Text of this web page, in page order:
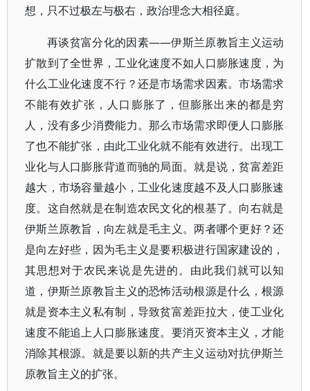
想，只不过极左与极右，政治理念大相径庭。
再谈贫富分化的因素——伊斯兰原教旨主义运动
扩散到了全世界，工业化速度不如人口膨胀速度，为
什么工业化速度不行？还是市场需求因素。市场需求
不能有效扩张，人口膨胀了，但膨胀出来的都是穷
人，没有多少消费能力。那么市场需求即便人口膨胀
了也不能扩张，由此工业化就不能有效进行。出现工
业化与人口膨胀背道而驰的局面。就是说，贫富差距
越大，市场容量越小，工业化速度越不及人口膨胀速
度。这自然就是在制造农民文化的根基了。向右就是
伊斯兰原教旨，向左就是毛主义。两者哪个更好？还
是向左好些，因为毛主义是要积极进行国家建设的，
其思想对于农民来说是先进的。由此我们就可以知
道，伊斯兰原教旨主义的恐怖活动根源是什么，根源
就是资本主义私有制，导致贫富差距拉大，使工业化
速度不能追上人口膨胀速度。要消灭资本主义，才能
消除其根源。就是要以新的共产主义运动对抗伊斯兰
原教旨主义的扩张。